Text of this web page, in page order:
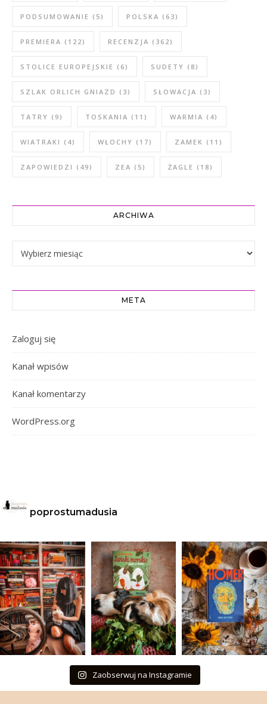
PODSUMOWANIE (5) POLSKA (63)
PREMIERA (122) RECENZJA (362)
STOLICE EUROPEJSKIE (6) SUDETY (8)
SZLAK ORLICH GNIAZD (3) SŁOWACJA (3)
TATRY (9) TOSKANIA (11) WARMIA (4)
WIATRAKI (4) WŁOCHY (17) ZAMEK (11)
ZAPOWIEDZI (49) ZEA (5) ŻAGLE (18)
ARCHIWA
Archiwa
META
Zaloguj się
Kanał wpisów
Kanał komentarzy
WordPress.org
poprostumadusia
Zaobserwuj na Instagramie